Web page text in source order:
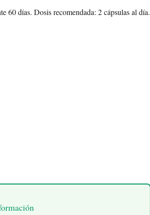
60 días. Dosis recomendada: 2 cápsulas al día.